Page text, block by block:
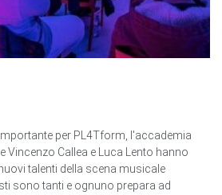
per PL4Tform, l'accademia
Vincenzo Callea e Luca Lento hanno
talenti della scena musicale
sono tanti e ognuno prepara ad